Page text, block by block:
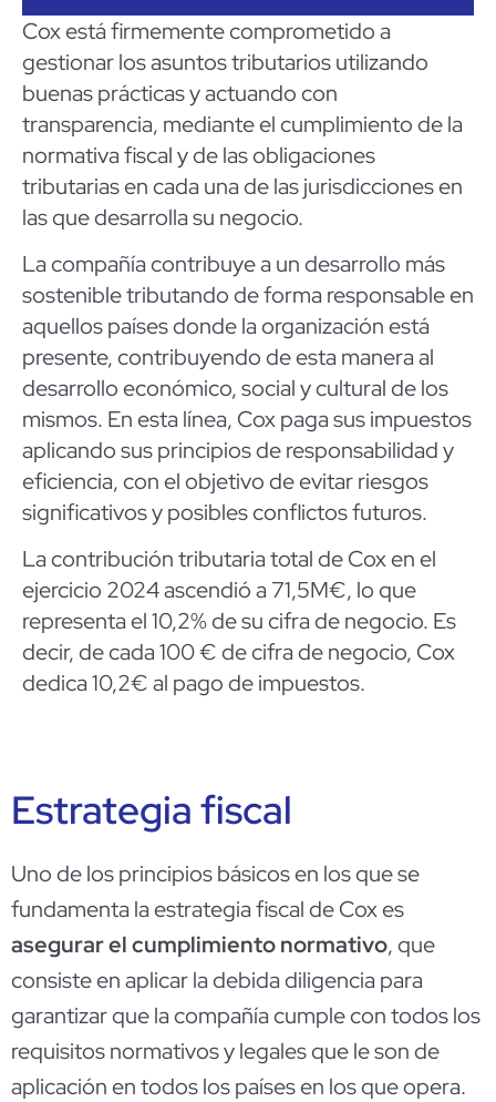
Cox está firmemente comprometido a
gestionar los asuntos tributarios utilizando
buenas prácticas y actuando con
transparencia, mediante el cumplimiento de la
normativa fiscal y de las obligaciones
tributarias en cada una de las jurisdicciones en
las que desarrolla su negocio.
La compañía contribuye a un desarrollo más
sostenible tributando de forma responsable en
aquellos países donde la organización está
presente, contribuyendo de esta manera al
desarrollo económico, social y cultural de los
mismos. En esta línea, Cox paga sus impuestos
aplicando sus principios de responsabilidad y
eficiencia, con el objetivo de evitar riesgos
significativos y posibles conflictos futuros.
La contribución tributaria total de Cox en el
ejercicio 2024 ascendió a 71,5M€, lo que
representa el 10,2% de su cifra de negocio. Es
decir, de cada 100 € de cifra de negocio, Cox
dedica 10,2€ al pago de impuestos.
Estrategia fiscal
Uno de los principios básicos en los que se
fundamenta la estrategia fiscal de Cox es
asegurar el cumplimiento normativo, que
consiste en aplicar la debida diligencia para
garantizar que la compañía cumple con todos los
requisitos normativos y legales que le son de
aplicación en todos los países en los que opera.